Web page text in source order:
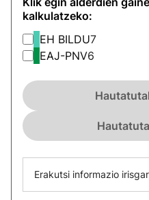
kalkulatzeko:
EH BILDU7
EAJ-PNV6
Erakutsi informazio